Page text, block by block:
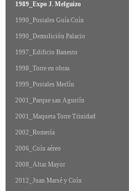
1989_Expo J. Melguizo
1990_Postales Guía Coín
1990_Demolición Palacio
1997_Edificio Banesto
1998_Torre en obras
1999_Postales Merlín
2001_Parque san Agustín
2001_Maqueta Torre Trinidad
2002_Romería
2006_Coín aéreo
2008_Altar Mayor
2012_Juan Marsé y Coín